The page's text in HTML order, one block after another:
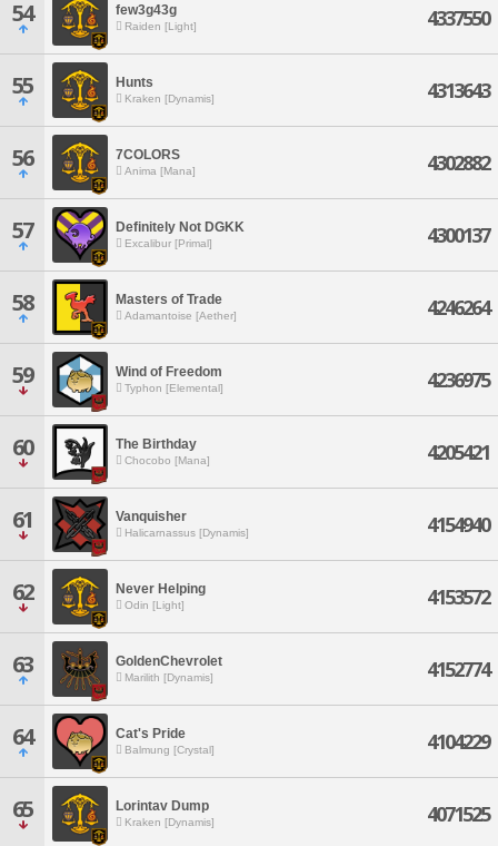
54 few3g43g
Raiden [Light] 4337550
55 Hunts
Kraken [Dynamis] 4313643
56 7COLORS
Anima [Mana] 4302882
57 Definitely Not DGKK
Excalibur [Primal] 4300137
58 Masters of Trade
Adamantoise [Aether] 4246264
59 Wind of Freedom
Typhon [Elemental] 4236975
60 The Birthday
Chocobo [Mana] 4205421
61 Vanquisher
Halicarnassus [Dynamis] 4154940
62 Never Helping
Odin [Light] 4153572
63 GoldenChevrolet
Marilith [Dynamis] 4152774
64 Cat's Pride
Balmung [Crystal] 4104229
65 Lorintav Dump
Kraken [Dynamis] 4071525